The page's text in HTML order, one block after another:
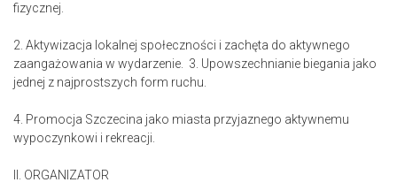
fizycznej.
2. Aktywizacja lokalnej społeczności i zachęta do aktywnego
zaangażowania w wydarzenie. 3. Upowszechnianie biegania jako
jednej z najprostszych form ruchu.
4. Promocja Szczecina jako miasta przyjaznego aktywnemu
wypoczynkowi i rekreacji.
II. ORGANIZATOR